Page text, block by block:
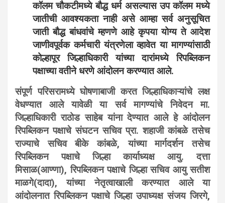
कॉलम चौकटीमध्ये बौद्ध धर्म असल्यास उप कॉलम मध्ये
जातीची आवश्यकता नाही असे आम्हा सर्व अनुसूचित
जाती बौद्ध बांधवांचे म्हणणे आहे कृपया योग्य ते आदेश
जाणीवपूर्वक कर्मचारी यंत्रणेला व्हावेत या मागण्यांसाठी
कोल्हापूर जिल्हाधिकारी यांच्या दारांमध्ये रिपब्लिकन
पक्षाच्या वतीने धरणे आंदोलन करण्यात आले.
संपूर्ण परिसरामध्ये घोषणाबाजी करत जिल्हाधिकाऱ्यांचे लक्ष
वेधण्यात आले यावेळी या सर्व मागण्यांचे निवेदन मा.
जिल्हाधिकारी राठोड साहेब यांना देण्यात आले हे आंदोलन
रिपब्लिकन पक्षाचे संघटन सचिव प्रा. शहाजी कांबळे तसेच
राज्याचे सचिव बीके कांबळे, यांच्या मार्गदर्शन तसेच
रिपब्लिकन पक्षाचे जिल्हा कार्याध्यक्ष आयु. दत्ता
मिसाळ(आण्णा), रिपब्लिकन पक्षाचे जिल्हा सचिव आयु सतीश
माळगे(दादा), यांच्या नेतृत्वाखाली करण्यात आले या
आंदोलनात रिपब्लिकन पक्षाचे जिल्हा उपाध्यक्ष संजय जिरगे,